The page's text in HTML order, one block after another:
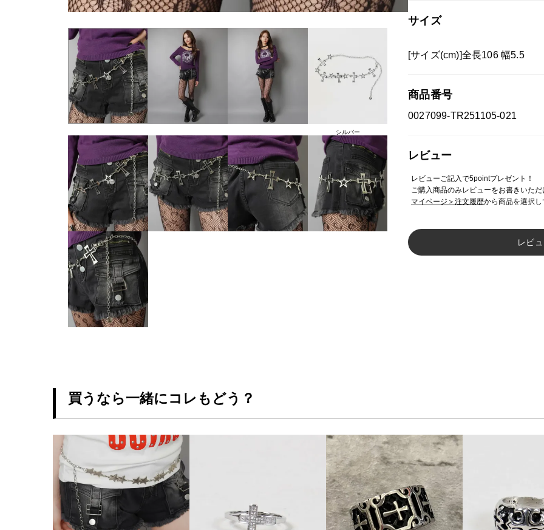
サイズ
[サイズ(cm)]全長106 幅5.5
商品番号
0027099-TR251105-021
レビュー
レビューご記入で5pointプレゼント！
ご購入商品のみレビューをお書きいた
マイページ＞注文履歴から商品を選択
レビ
シルバー
買うなら一緒にコレもどう？